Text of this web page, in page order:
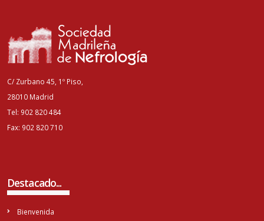
C/ Zurbano 45, 1º Piso,
28010 Madrid
Tel: 902 820 484
Fax: 902 820 710
Destacado...
Bienvenida